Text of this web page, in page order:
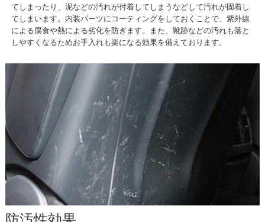
てしまったり、泥などの汚れが付着してしまうなどして汚れが固着し
てしまいます。内装パーツにコーティングをしておくことで、紫外線
による腐食や熱による劣化を防ぎます。また、靴跡などの汚れも落と
しやすくなるためお手入れも楽になる効果を備えております。